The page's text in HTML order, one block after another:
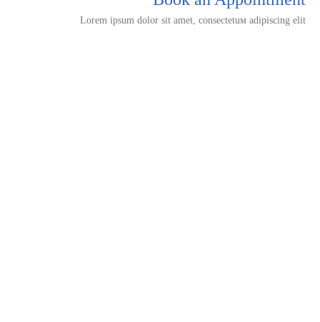
Lorem ipsum dolor sit amet, consectetuм adipiscing elit